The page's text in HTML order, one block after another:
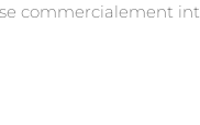
commercialement